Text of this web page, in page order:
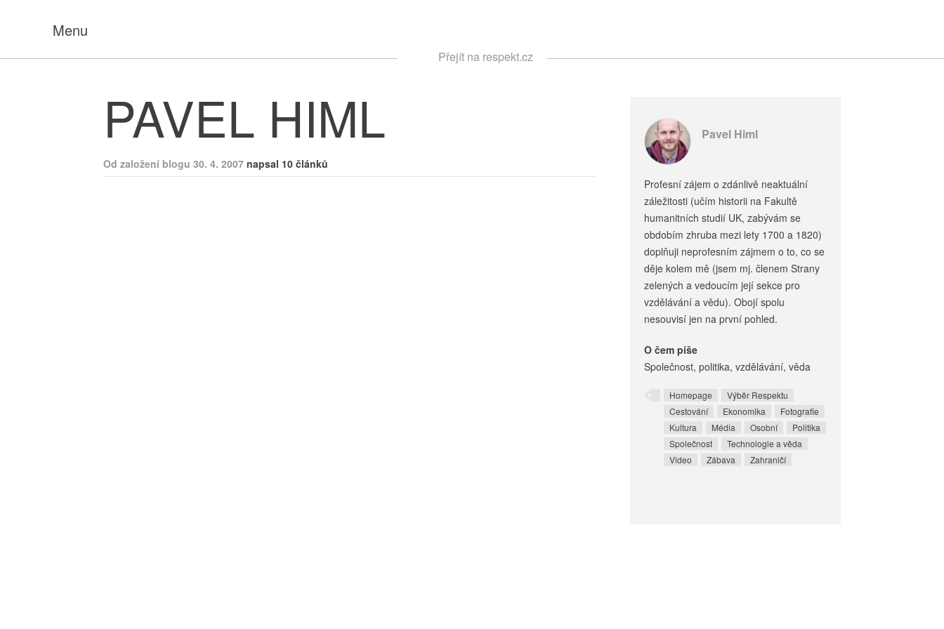
Menu
Přejít na respekt.cz
PAVEL HIML
Od založení blogu 30. 4. 2007 napsal 10 článků
Pavel Himl
Profesní zájem o zdánlivě neaktuální
záležitosti (učím historii na Fakultě
humanitních studií UK, zabývám se
obdobím zhruba mezi lety 1700 a 1820)
doplňuji neprofesním zájmem o to, co se
děje kolem mě (jsem mj. členem Strany
zelených a vedoucím její sekce pro
vzdělávání a vědu). Obojí spolu
nesouvisí jen na první pohled.
O čem píše
Společnost, politika, vzdělávání, věda
Homepage
Výběr Respektu
Cestování
Ekonomika
Fotografie
Kultura
Média Osobní
Politika
Společnost
Technologie a věda
Video
Zábava Zahraničí